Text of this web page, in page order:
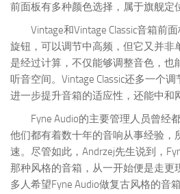
前面板有多种颜色选择，属于旗舰定
Vintage和Vintage Classic音箱前
旋钮，可以调节中高频，但它又并非
是经过计算，不仅能够调整音色，也
听音空间。Vintage Classic还多一个调
进一步提升音箱的适应性，还能中和
Fyne Audio的主要管理人员曾经
他们都有着数十年的音响从事经验，
速。尽管如此，Andrzej先生说到，
那种风格的音箱，从一开始便是走更
多人希望Fyne Audio做复古风格的音